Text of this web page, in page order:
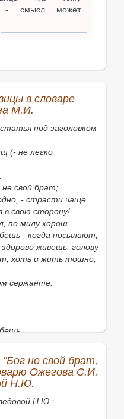
- смысл может
в словаре
М.И.
под заголовком
(- не легко
свой брат;
- страсти чаще
в свою сторону!
по милу хорош.
- когда посылают,
живешь, голову
хоть и жить тошно,
сержанте.
не свой брат,
Ожегова С.И.
Н.Ю.
Н.Ю.: